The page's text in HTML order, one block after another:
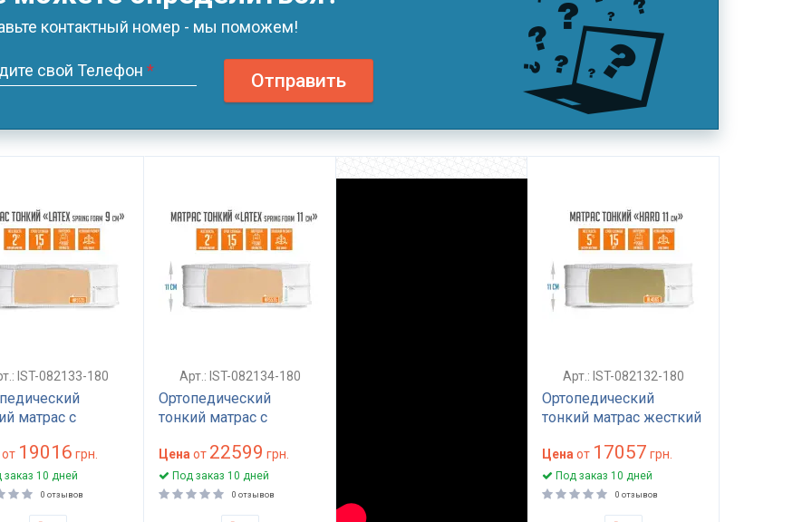
контактный номер - мы поможем!
свой Телефон * Отправить
IST-082133-180
матрас с
высота
Токий
Foam
от 19016 грн.
заказ 10 дней
0 отзывов
Арт.: IST-082134-180
Ортопедический
тонкий матрас с
высота 11 см
беспружинный
анатомический матрас
Spring Foam Latex
Цена от 22599 грн.
Под заказ 10 дней
0 отзывов
Арт.: IST-082132-180
Ортопедический
тонкий матрас жесткий
180x200 см высота 11
см для сна HARD
Цена от 17057 грн.
Под заказ 10 дней
0 отзывов